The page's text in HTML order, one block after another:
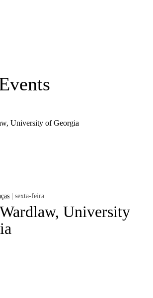
| sexta-feira
University